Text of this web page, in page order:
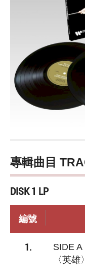
專輯曲目
DISK 1 LP
編號
1.
SIDE
〈英